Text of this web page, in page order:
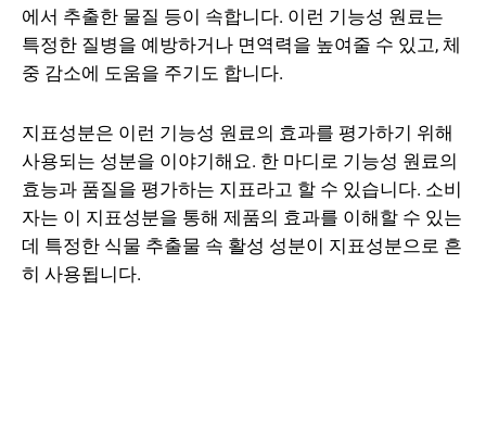
에서 추출한 물질 등이 속합니다. 이런 기능성 원료는
특정한 질병을 예방하거나 면역력을 높여줄 수 있고, 체
중 감소에 도움을 주기도 합니다.
지표성분은 이런 기능성 원료의 효과를 평가하기 위해
사용되는 성분을 이야기해요. 한 마디로 기능성 원료의
효능과 품질을 평가하는 지표라고 할 수 있습니다. 소비
자는 이 지표성분을 통해 제품의 효과를 이해할 수 있는
데 특정한 식물 추출물 속 활성 성분이 지표성분으로 흔
히 사용됩니다.